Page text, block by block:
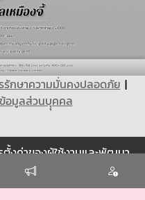
รักษาความมั่นคงปลอดภัย |
อมูลส่วนบุุคคล
ตั้งค่าของผู้ใช้งานและพัฒนา
ให้ดียิ่งขึ้น